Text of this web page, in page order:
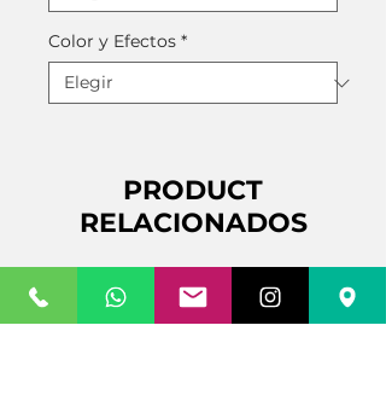
Color y Efectos *
PRODUCT
RELACIONADOS